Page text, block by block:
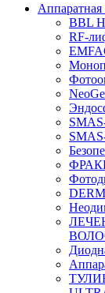
Аппаратная
BBL
RF-